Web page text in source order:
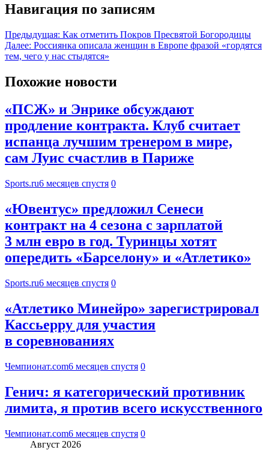
Навигация по записям
Предыдущая: Как отметить Покров Пресвятой Богородицы
Далее: Россиянка описала женщин в Европе фразой «гордятся
тем, чего у нас стыдятся»
Похожие новости
«ПСЖ» и Энрике обсуждают
продление контракта. Клуб считает
испанца лучшим тренером в мире,
сам Луис счастлив в Париже
Sports.ru6 месяцев спустя 0
«Ювентус» предложил Сенеси
контракт на 4 сезона с зарплатой
3 млн евро в год. Туринцы хотят
опередить «Барселону» и «Атлетико»
Sports.ru6 месяцев спустя 0
«Атлетико Минейро» зарегистрировал
Кассьерру для участия
в соревнованиях
Чемпионат.com6 месяцев спустя 0
Генич: я категорический противник
лимита, я против всего искусственного
Чемпионат.com6 месяцев спустя 0
Август 2026